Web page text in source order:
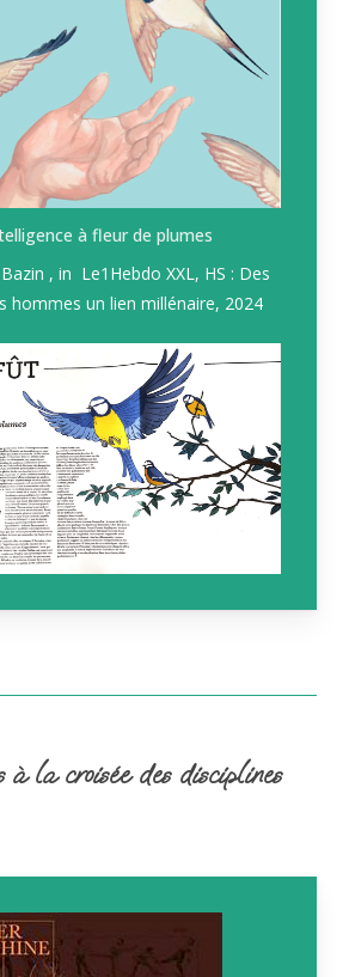
à fleur de plumes
, in Le1Hebdo XXL, HS : Des
hommes un lien millénaire, 2024
à la croisée des disciplines